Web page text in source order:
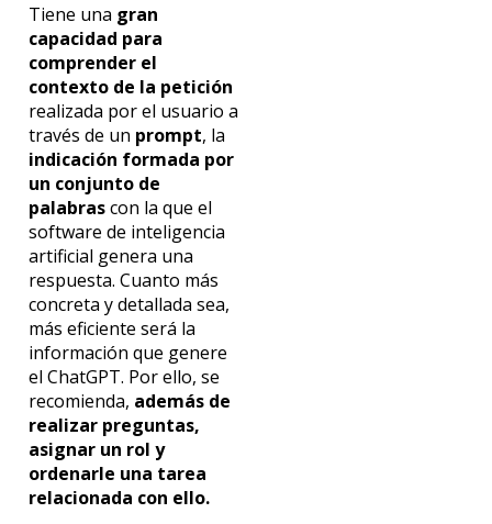
Tiene una gran
capacidad para
comprender el
contexto de la petición
realizada por el usuario a
través de un prompt, la
indicación formada por
un conjunto de
palabrascon la que el
software de inteligencia
artificial genera una
respuesta. Cuanto más
concreta y detallada sea,
más eficiente será la
información que genere
el ChatGPT. Por ello, se
recomienda, además de
realizar preguntas,
asignar un rol y
ordenarle una tarea
relacionada con ello.